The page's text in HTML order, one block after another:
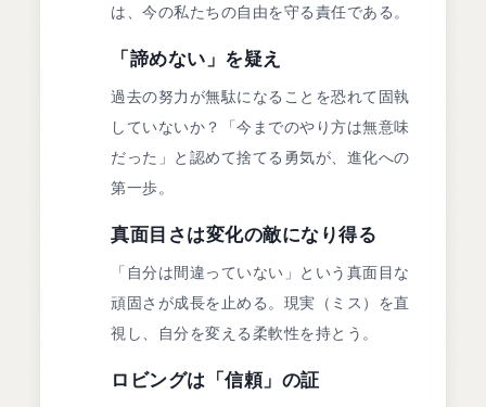
は、今の私たちの自由を守る責任である。
「諦めない」を疑え
過去の努力が無駄になることを恐れて固執
していないか？「今までのやり方は無意味
だった」と認めて捨てる勇気が、進化への
第一歩。
真面目さは変化の敵になり得る
「自分は間違っていない」という真面目な
頑固さが成長を止める。現実（ミス）を直
視し、自分を変える柔軟性を持とう。
ロビングは「信頼」の証